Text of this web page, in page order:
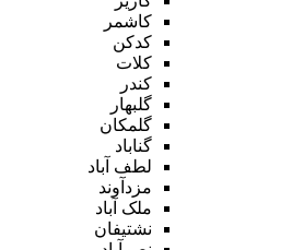
کاشمر
کدکن
کلات
کندر
گلبهار
گلمکان
گناباد
لطف آباد
مزدآوند
ملک آباد
نشتیفان